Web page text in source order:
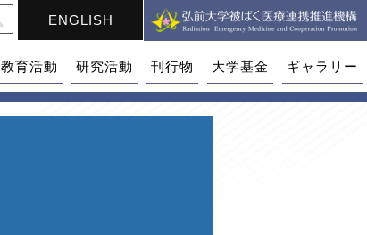
ENGLISH
教育活動 研究活動 刊行物 大学基金 ギャラリー